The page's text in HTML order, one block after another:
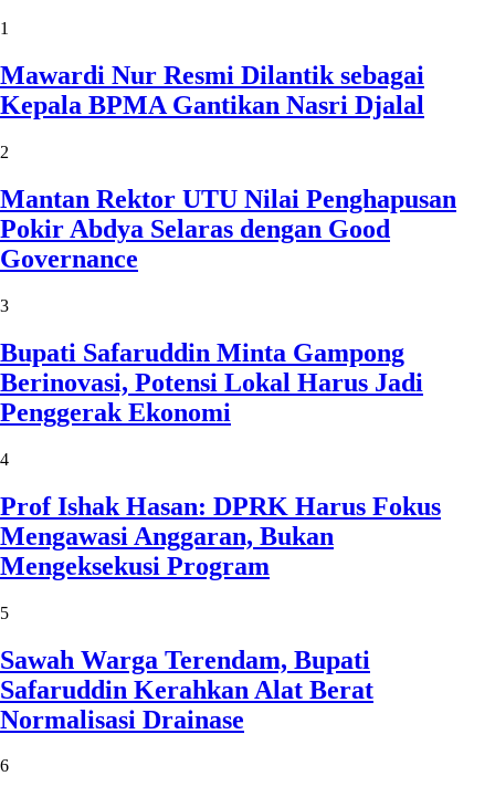
1
Mawardi Nur Resmi Dilantik sebagai
Kepala BPMA Gantikan Nasri Djalal
2
Mantan Rektor UTU Nilai Penghapusan
Pokir Abdya Selaras dengan Good
Governance
3
Bupati Safaruddin Minta Gampong
Berinovasi, Potensi Lokal Harus Jadi
Penggerak Ekonomi
4
Prof Ishak Hasan: DPRK Harus Fokus
Mengawasi Anggaran, Bukan
Mengeksekusi Program
5
Sawah Warga Terendam, Bupati
Safaruddin Kerahkan Alat Berat
Normalisasi Drainase
6